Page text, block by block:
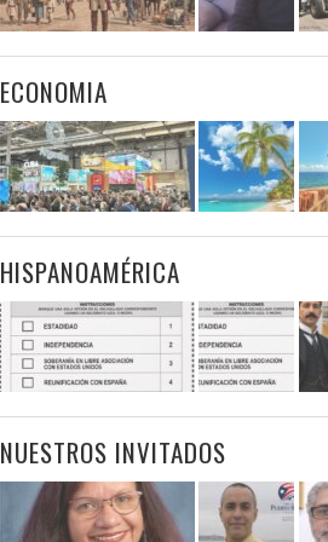
ECONOMIA
HISPANOAMÉRICA
NUESTROS INVITADOS